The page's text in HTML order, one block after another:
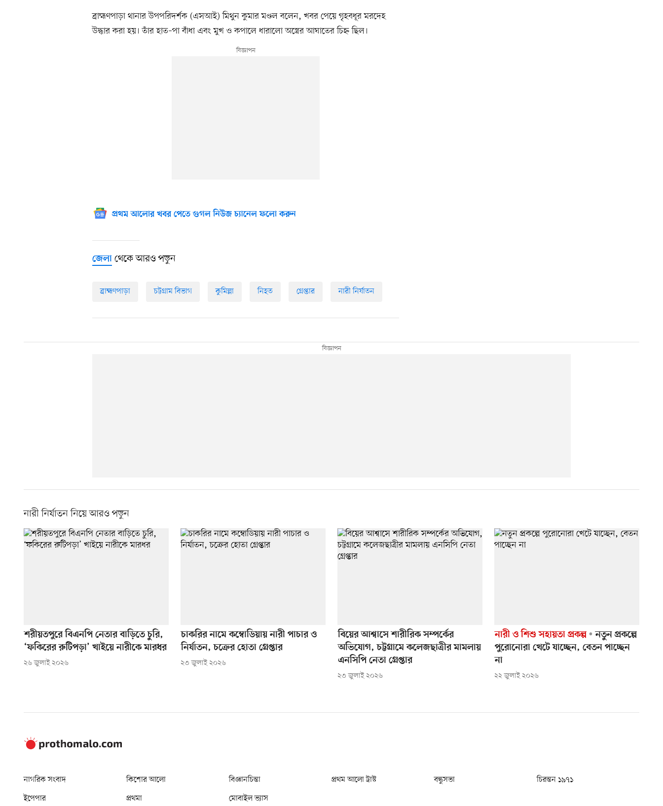
ব্রাহ্মণপাড়া থানার উপপরিদর্শক (এসআই) মিথুন কুমার মণ্ডল বলেন, খবর পেয়ে গৃহবধূর মরদেহ
উদ্ধার করা হয়। তাঁর হাত–পা বাঁধা এবং মুখ ও কপালে ধারালো অস্ত্রের আঘাতের চিহ্ন ছিল।
প্রথম আলোর খবর পেতে গুগল নিউজ চ্যানেল ফলো করুন
জেলা থেকে আরও পড়ুন
ব্রাহ্মণপাড়া চট্টগ্রাম বিভাগ কুমিল্লা নিহত গ্রেপ্তার নারী নির্যাতন
নারী নির্যাতন নিয়ে আরও পড়ুন
শরীয়তপুরে বিএনপি নেতার বাড়িতে চুরি,
‘ফকিরের রুটিপড়া’ খাইয়ে নারীকে মারধর
২৬ জুলাই ২০২৬
চাকরির নামে কম্বোডিয়ায় নারী পাচার ও
নির্যাতন, চক্রের হোতা গ্রেপ্তার
২৩ জুলাই ২০২৬
বিয়ের আশ্বাসে শারীরিক সম্পর্কের
অভিযোগ, চট্টগ্রামে কলেজছাত্রীর মামলায়
এনসিপি নেতা গ্রেপ্তার
২৩ জুলাই ২০২৬
নারী ও শিশু সহায়তা প্রকল্প
নতুন প্রকল্পে
পুরোনোরা খেটে যাচ্ছেন, বেতন পাচ্ছেন
না
২২ জুলাই ২০২৬
নাগরিক সংবাদ কিশোর আলো বিজ্ঞানচিন্তা প্রথম আলো ট্রাস্ট বন্ধুসভা
চিরন্তন ১৯৭১
ইপেপার
প্রথমা মোবাইল ভ্যাস